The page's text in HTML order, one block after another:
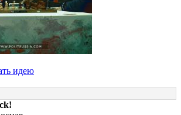
идею